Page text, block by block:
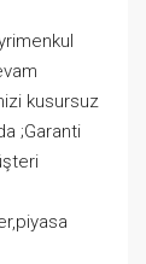
kusursuz
;Garanti